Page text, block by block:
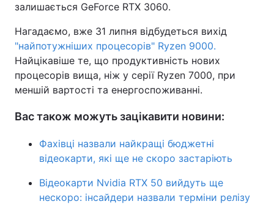
залишається GeForce RTX 3060.
Нагадаємо, вже 31 липня відбудеться вихід
"найпотужніших процесорів" Ryzen 9000.
Найцікавіше те, що продуктивність нових
процесорів вища, ніж у серії Ryzen 7000, при
меншій вартості та енергоспоживанні.
Вас також можуть зацікавити новини:
Фахівці назвали найкращі бюджетні
відеокарти, які ще не скоро застаріють
Відеокарти Nvidia RTX 50 вийдуть ще
нескоро: інсайдери назвали терміни релізу